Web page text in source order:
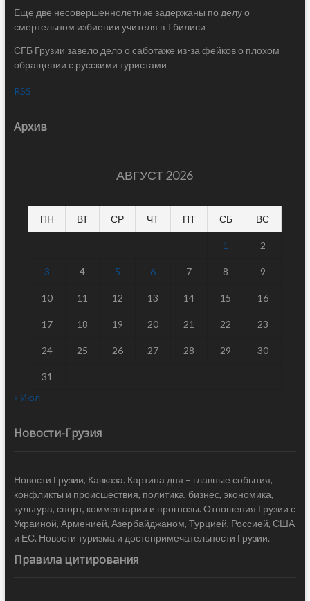
Еще две несовершеннолетние задержаны по делу о
смертельном избиении учителя в Тбилиси
СГБ Грузии завело дело о саботаже из-за фейков о плохом
обращении с русскими туристами
RSS
Архив
АВГУСТ 2026
ПН ВТ СР ЧТ ПТ СБ ВС
1 2
3 4 5 6 7 8 9
10 11 12 13 14 15 16
17 18 19 20 21 22 23
24 25 26 27 28 29 30
31
« Июл
Новости-Грузия
Новости Грузии, Кавказа. Картина дня – главные события,
конфликты и происшествия, политика, бизнес, экономика,
культура, спорт, комментарии и прогнозы. Отношения Грузии с
Украиной, Арменией, Азербайджаном, Турцией, Россией, США
и ЕС. Новости туризма и достопримечательности Грузии.
Правила цитирования